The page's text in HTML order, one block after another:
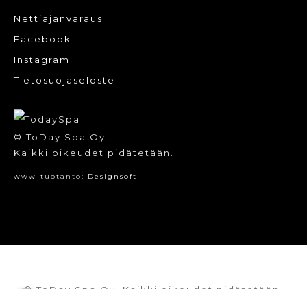
Nettiajanvaraus
Facebook
Instagram
Tietosuojaseloste
© ToDay Spa Oy.
Kaikki oikeudet pidätetään.
www-tuotanto: Designsoft